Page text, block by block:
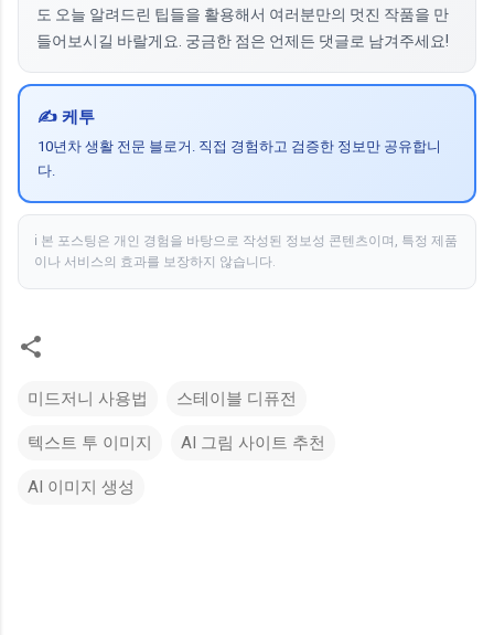
도 오늘 알려드린 팁들을 활용해서 여러분만의 멋진 작품을 만
들어보시길 바랄게요. 궁금한 점은 언제든 댓글로 남겨주세요!
✍️ 케투
10년차 생활 전문 블로거. 직접 경험하고 검증한 정보만 공유합니
다.
ℹ️ 본 포스팅은 개인 경험을 바탕으로 작성된 정보성 콘텐츠이며, 특정 제품
이나 서비스의 효과를 보장하지 않습니다.
미드저니 사용법 스테이블 디퓨전
텍스트 투 이미지 AI 그림 사이트 추천
AI 이미지 생성